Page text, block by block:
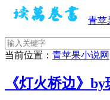
青苹
当前位置： 青苹果小说网
《灯火桥边》